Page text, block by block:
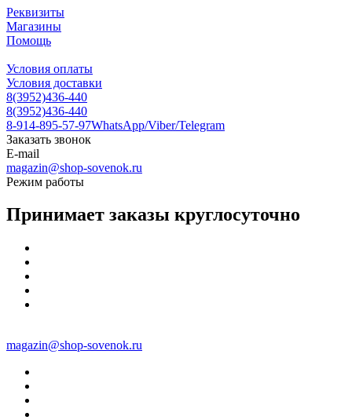
Реквизиты
Магазины
Помощь
Условия оплаты
Условия доставки
8(3952)436-440
8(3952)436-440
8-914-895-57-97WhatsApp/Viber/Telegram
Заказать звонок
E-mail
magazin@shop-sovenok.ru
Режим работы
Принимает заказы круглосуточно
magazin@shop-sovenok.ru